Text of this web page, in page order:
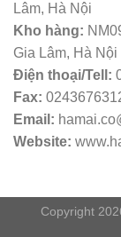
Lâm, Hà Nội
Kho hàng:
Gia Lâm, Hà Nội
Điện thoại/Tell:
Fax:
Email:
Website:
Copyright